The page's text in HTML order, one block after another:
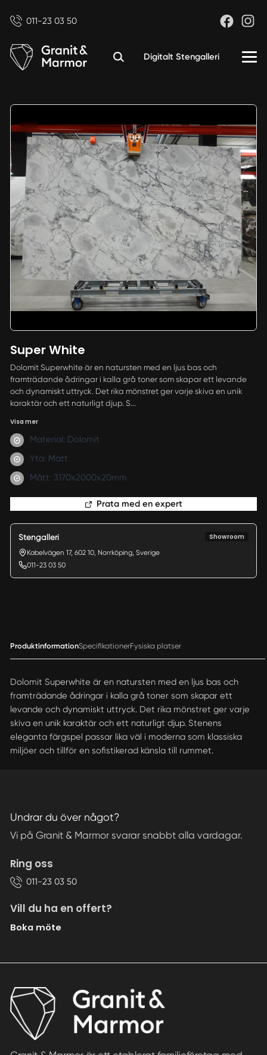
011-23 03 50
Digitalt Stengalleri
Super White
Dolomit Superwhite är en natursten med en ljus bas och
framträdande ådringar i kalla grå toner som skapar ett levande
och dynamiskt uttryck. Det rika mönstret ger varje skiva en unik
karaktär och ett naturligt djup. S...
Visa mer
Material: Dolomit
Yta: Matt
Mått: 3170x2000x20mm
Prata med en expert
Stengalleri Showroom
Kabelvägen 17, 602 10, Norrköping, Sverige
011-23 03 50
ProduktinformationSpecifikationerFysiska platser
Dolomit Superwhite är en natursten med en ljus bas och
framträdande ådringar i kalla grå toner som skapar ett
levande och dynamiskt uttryck. Det rika mönstret ger varje
skiva en unik karaktär och ett naturligt djup. Stenens
eleganta färgspel passar lika väl i moderna som klassiska
miljöer och tillför en sofistikerad känsla till rummet.
Undrar du över något?
Vi på Granit & Marmor svarar snabbt alla vardagar.
Ring oss
011-23 03 50
Vill du ha en offert?
Boka möte